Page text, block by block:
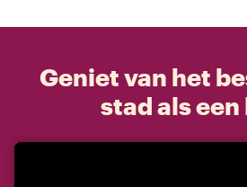
Geniet van het
stad als